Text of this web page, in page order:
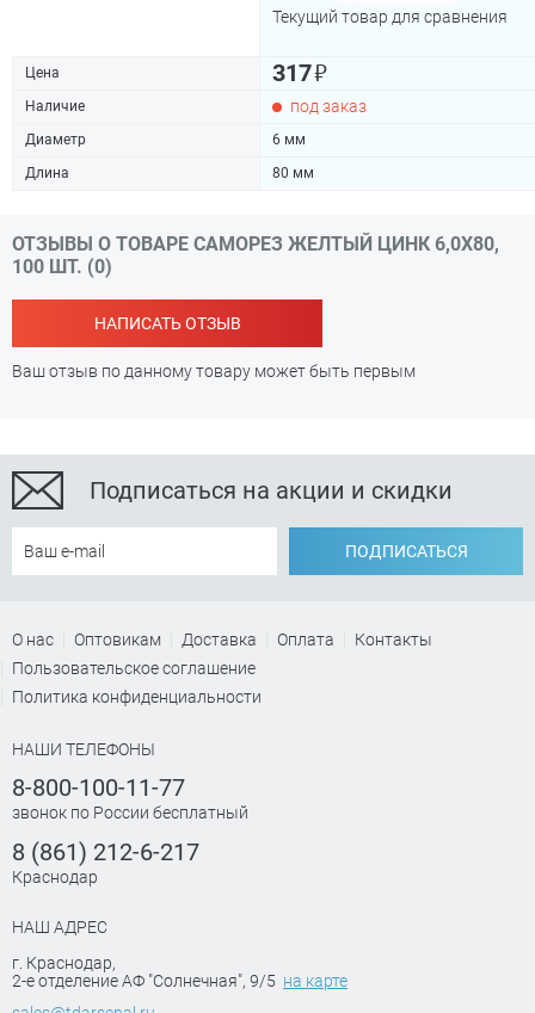
Текущий товар для сравнения
Цена 317₽
Наличие под заказ
Диаметр
6 мм
Длина
80 мм
ОТЗЫВЫ О ТОВАРЕ САМОРЕЗ ЖЕЛТЫЙ ЦИНК 6,0Х80,
100 ШТ. (0)
НАПИСАТЬ ОТЗЫВ
Ваш отзыв по данному товару может быть первым
Подписаться на акции и скидки
ПОДПИСАТЬСЯ
О нас Оптовикам Доставка Оплата
Контакты
Пользовательское соглашение
Политика конфиденциальности
НАШИ ТЕЛЕФОНЫ
8-800-100-11-77
звонок по России бесплатный
8 (861) 212-6-217
Краснодар
НАШ АДРЕС
г. Краснодар,
2-е отделение АФ "Солнечная", 9/5 на карте